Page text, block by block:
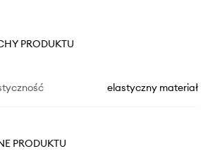
PRODUKTU
elastyczny materiał
PRODUKTU